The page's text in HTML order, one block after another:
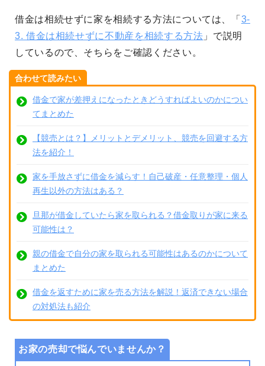
借金は相続せずに家を相続する方法については、「 3-
3. 借金は相続せずに不動産を相続する方法 」で説明
しているので、そちらをご確認ください。
合わせて読みたい
借金で家が差押えになったときどうすればよいのかについ
てまとめた
【競売とは？】メリットとデメリット、競売を回避する方
法を紹介！
家を手放さずに借金を減らす！自己破産・任意整理・個人
再生以外の方法はある？
旦那が借金していたら家を取られる？借金取りが家に来る
可能性は？
親の借金で自分の家を取られる可能性はあるのかについて
まとめた
借金を返すために家を売る方法を解説！返済できない場合
の対処法も紹介
お家の売却で悩んでいませんか？